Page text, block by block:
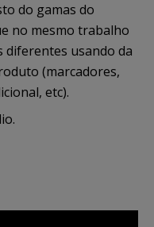
do gamas do
no mesmo trabalho
diferentes usando da
(marcadores,
etc).